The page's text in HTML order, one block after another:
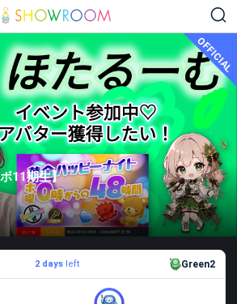
OFFICIAL
11期生】
2 days left Green2